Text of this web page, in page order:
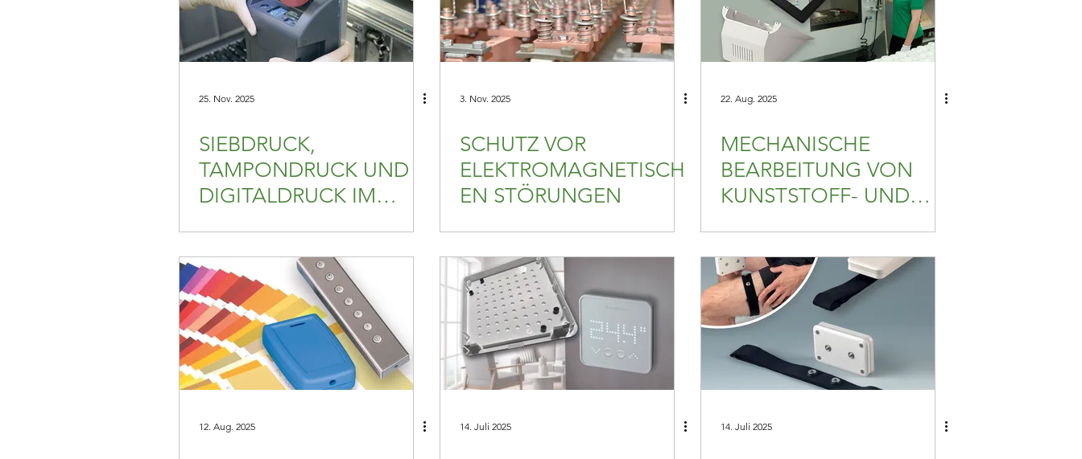
25. Nov. 2025
SIEBDRUCK,
TAMPONDRUCK UND
DIGITALDRUCK IM
3. Nov. 2025
SCHUTZ VOR
ELEKTROMAGNETISCH
EN STÖRUNGEN
22. Aug. 2025
MECHANISCHE
BEARBEITUNG VON
KUNSTSTOFF- UND
12. Aug. 2025 14. Juli 2025 14. Juli 2025